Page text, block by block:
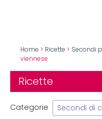
Home > Ricette > Secondi
viennese
Ricette
Categorie Secondi di